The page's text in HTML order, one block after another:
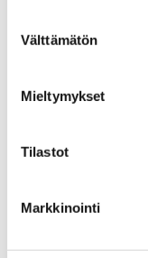
valinta
Välttämätön
Mieltymykset
Tilastot
Markkinointi